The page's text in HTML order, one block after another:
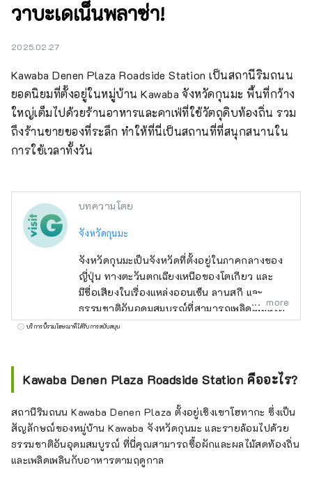
วาบะเดเน็นพลาซ่า!
2025.02.27
Kawaba Denen Plaza Roadside Station เป็นสถานีริมถนน
ยอดนิยมที่ตั้งอยู่ในหมู่บ้าน Kawaba จังหวัดกุนมะ พื้นที่กว้าง
ใหญ่เต็มไปด้วยร้านอาหารและคาเฟ่ที่ใช้วัตถุดิบท้องถิ่น รวม
ถึงร้านขายของที่ระลึก ทำให้ที่นี่เป็นสถานที่ที่สนุกสนานใน
การใช้เวลาทั้งวัน
บทความโดย
จังหวัดกุนมะ
จังหวัดกุนมะเป็นจังหวัดที่ตั้งอยู่ในภาคกลางของ
ญี่ปุ่น ทางตะวันตกเฉียงเหนือของโตเกียว และ
มีชื่อเสียงในเรื่องแหล่งออนเซ็น ลานสกี และ
ธรรมชาติอันอุดมสมบูรณ์ที่สามารถเพลิดเพลินได้
ในบริเวณใกล้กับโตเกียว มีแหล่งออนเซ็นที่น่า
ทำให้เหมาะสำหรับผู้ที่ต้องการพักผ่อนและหลีก
หนีจากความวุ่นวายในชีวิตประจำวัน หรือผู้ที่
ต้องการเพลิดเพลินกับกิจกรรมกลางแจ้ง คุณ
สามารถดื่มด่ำไปกับวัฒนธรรมญี่ปุ่นในเมืองเล็ก
ๆ ที่ซึ่งประเพณีการเลี้ยงไหมและงานฝีมือยังคง
แข็งแกร่ง คุณสามารถเดินทางไปยังเมืองทาคา
ซากิซึ่งเป็นศูนย์กลางการคมนาคมขนส่งจาก
more
บริการนี้รวมโฆษณาที่ได้รับการสนับสนุน
Kawaba Denen Plaza Roadside Station คืออะไร?
สถานีริมถนน Kawaba Denen Plaza ตั้งอยู่เชิงเขาโฮทากะ ซึ่งเป็น
สัญลักษณ์ของหมู่บ้าน Kawaba จังหวัดกุนมะ และรายล้อมไปด้วย
ธรรมชาติอันอุดมสมบูรณ์ ที่นี่คุณสามารถซื้อผักและผลไม้สดท้องถิ่น
และเพลิดเพลินกับอาหารตามฤดูกาล